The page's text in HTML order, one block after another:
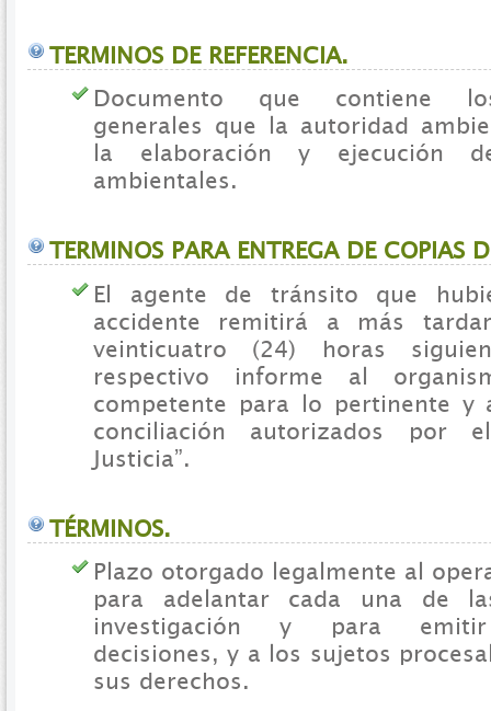
TERMINOS DE REFERENCIA.
Documento que contiene
generales que la autoridad
la elaboración y ejecución
ambientales.
TERMINOS PARA ENTREGA DE COPIAS
El agente de tránsito que
accidente remitirá a más
veinticuatro (24) horas
respectivo informe al
competente para lo pertinente y
conciliación autorizados por
Justicia”.
TÉRMINOS.
Plazo otorgado legalmente al
para adelantar cada una de
investigación y para emitir
decisiones, y a los sujetos
sus derechos.